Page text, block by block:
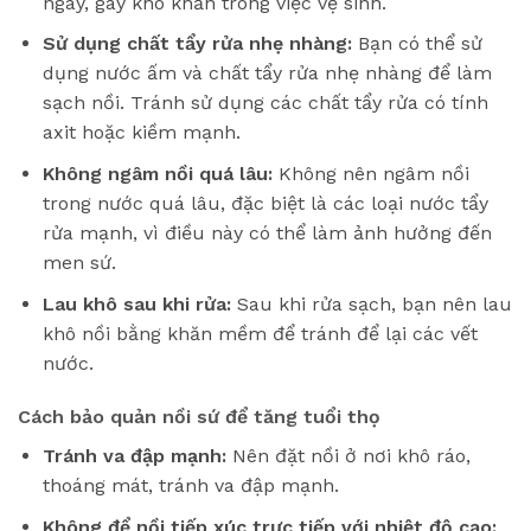
Sử dụng chất tẩy rửa nhẹ nhàng:Bạn có thể sử
dụng nước ấm và chất tẩy rửa nhẹ nhàng để làm
sạch nồi. Tránh sử dụng các chất tẩy rửa có tính
axit hoặc kiềm mạnh.
Không ngâm nồi quá lâu:Không nên ngâm nồi
trong nước quá lâu, đặc biệt là các loại nước tẩy
rửa mạnh, vì điều này có thể làm ảnh hưởng đến
men sứ.
Lau khô sau khi rửa:Sau khi rửa sạch, bạn nên lau
khô nồi bằng khăn mềm để tránh để lại các vết
nước.
Cách bảo quản nồi sứ để tăng tuổi thọ
Tránh va đập mạnh:Nên đặt nồi ở nơi khô ráo,
thoáng mát, tránh va đập mạnh.